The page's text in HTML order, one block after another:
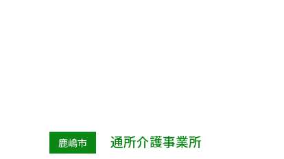
鹿嶋市 通所介護事業所